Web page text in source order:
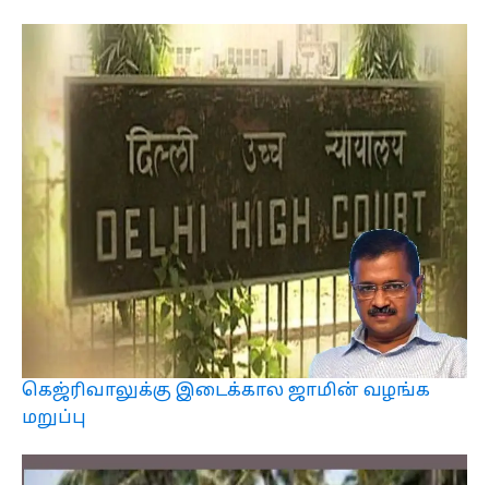
கெஜ்ரிவாலுக்கு இடைக்கால ஜாமின் வழங்க
மறுப்பு